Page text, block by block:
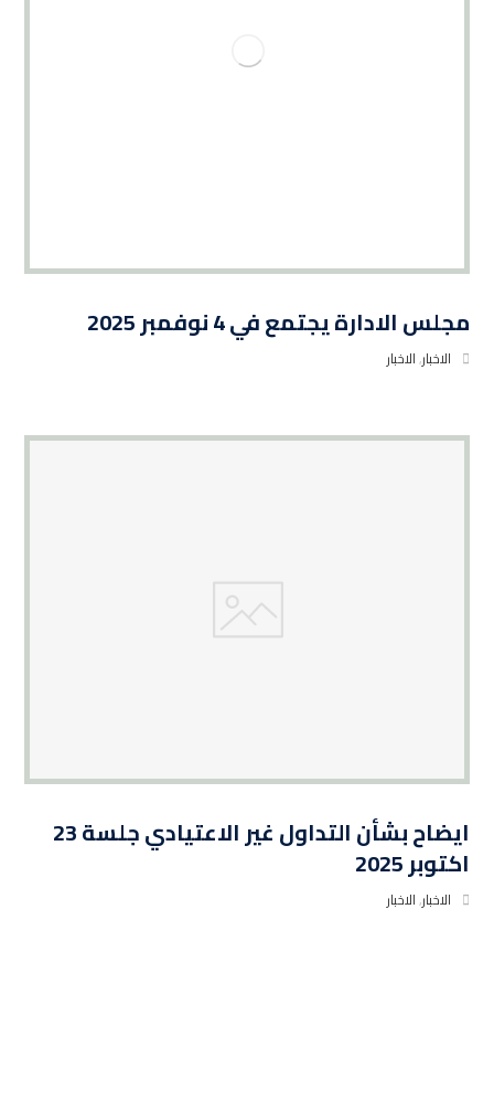
مجلس الادارة يجتمع في 4 نوفمبر 2025
الاخبار,الاخبار
ايضاح بشأن التداول غير الاعتيادي جلسة 23
اكتوبر 2025
الاخبار,الاخبار